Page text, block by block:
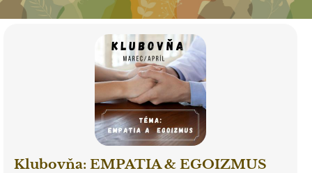
Klubovňa: EMPATIA & EGOIZMUS